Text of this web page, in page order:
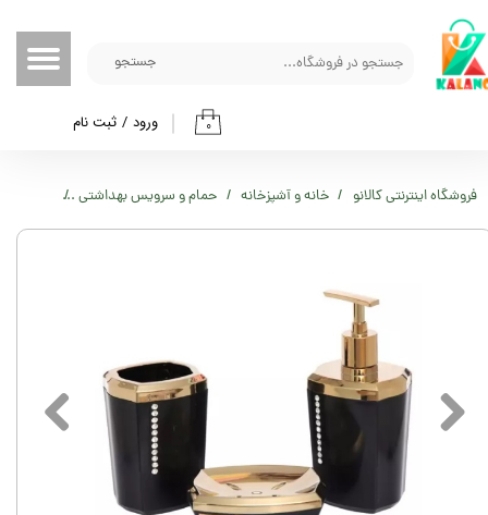
جستجو
۰ ورود / ثبت نام
حساب کاربری من
تغییر گذر واژه
خروج از حساب کاربری
فروشگاه اینترنتی کالانو خانه و آشپزخانه حمام و سرویس بهداشتی